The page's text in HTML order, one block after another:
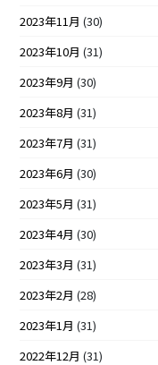
2023年11月 (30)
2023年10月 (31)
2023年9月 (30)
2023年8月 (31)
2023年7月 (31)
2023年6月 (30)
2023年5月 (31)
2023年4月 (30)
2023年3月 (31)
2023年2月 (28)
2023年1月 (31)
2022年12月 (31)